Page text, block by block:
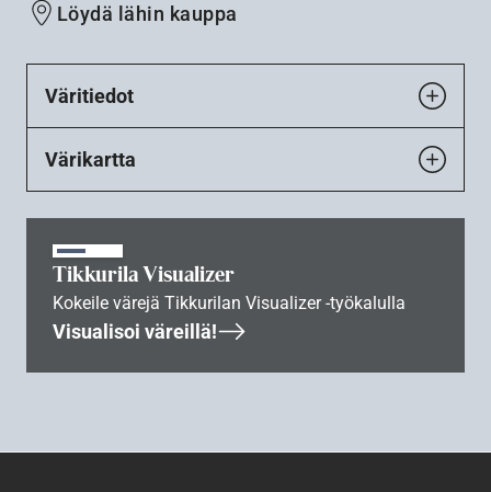
Löydä lähin kauppa
Väritiedot
Värikartta
Tikkurila Visualizer
Kokeile värejä Tikkurilan Visualizer -työkalulla
Visualisoi väreillä!